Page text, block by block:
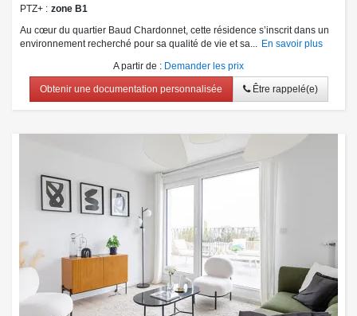
PTZ+
zone B1
Au cœur du quartier Baud Chardonnet, cette résidence s’inscrit dans un
environnement recherché pour sa qualité de vie et sa... En savoir plus
A partir de : Demander les prix
Obtenir une documentation personnalisée Être rappelé(e)